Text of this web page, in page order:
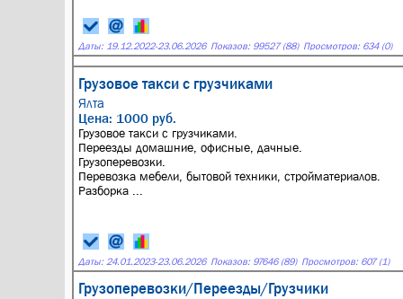
Даты: 19.12.2022-23.06.2026 Показов: 99527 (88) Просмотров: 634 (0)
Грузовое такси с грузчиками
Ялта
Цена: 1000 руб.
Грузовое такси с грузчиками.
Переезды домашние, офисные, дачные.
Грузоперевозки.
Перевозка мебели, бытовой техники, стройматериалов.
Разборка ...
Даты: 24.01.2023-23.06.2026 Показов: 97646 (89) Просмотров: 607 (1)
Грузоперевозки/Переезды/Грузчики